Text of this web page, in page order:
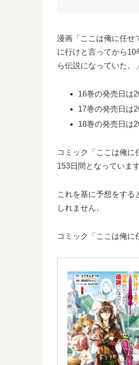
漫画「ここは俺に任せ
に行けと言ってから
ら伝説になっていた。
16巻の発売日は
17巻の発売日は
18巻の発売日は
コミック「ここは俺
153日間となっています
これを基に予想をする
しれません。
コミック「ここは俺に